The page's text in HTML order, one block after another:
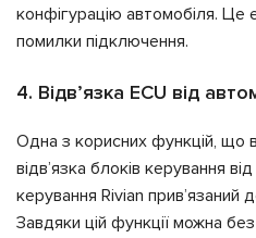
конфігурацію автомобіля. Це
помилки підключення.
4. Відв’язка ECU від
Одна з корисних функцій, що
відв’язка блоків керування
керування Rivian прив’язаний
Завдяки цій функції можна